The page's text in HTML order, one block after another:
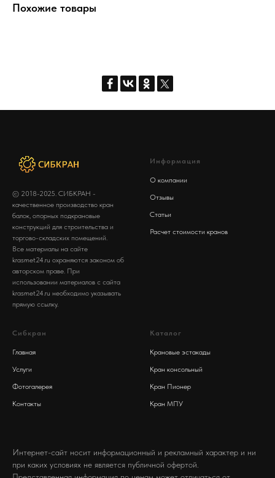
Похожие товары
© 2018-2025. СИБКРАН -
качественное производство кран
балок, опорных подкрановые
конструкций для строительства и
торгово-складских помещений.
Все материалы на сайте
krasmet24.ru охраняются законом об
авторском праве. При
использовании материалов с сайта
krasmet24.ru необходимо указывать
прямую ссылку.
Информация
О компании
Отзывы
Статьи
Расчет стоимости кранов
Сибкран
Главная
Услуги
Фотогалерея
Контакты
Каталог
Крановые эстакады
Кран консольный
Кран Пионер
Кран МПУ
Интернет-сайт носит информационный и рекламный характер и ни
при каких условиях не является публичной офертой.